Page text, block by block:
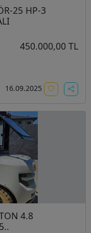
25 HP-3
450.000,00 TL
16.09.2025
4.8